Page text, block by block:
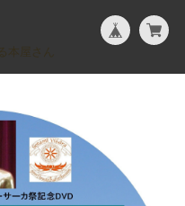
本屋さん